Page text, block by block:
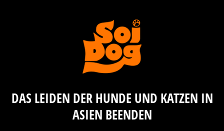
DAS LEIDEN DER HUNDE UND KATZEN IN
ASIEN BEENDEN